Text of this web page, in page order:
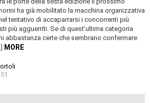
ha già mobilitato la macchina organizzativa
tentativo di accaparrarsi i concorrenti più
più agguerriti. Se di quest’ultima categoria
abbastanza certe che sembrano confermare
MORE